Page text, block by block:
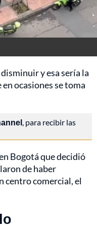
y esa sería la
ocasiones se toma
, para recibir las
Bogotá que decidió
de haber
centro comercial, el